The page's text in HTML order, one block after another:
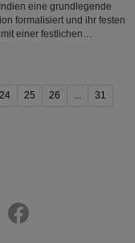
eine grundlegende
formalisiert und ihr festen
einer festlichen…
24 25 26 ...
31